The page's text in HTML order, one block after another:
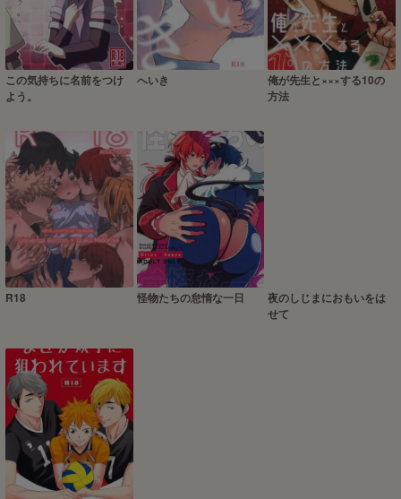
この気持ちに名前をつけ
よう。
へいき
俺が先生と×××する10の
方法
R18 怪物たちの怠惰な一日
夜のしじまにおもいをは
せて